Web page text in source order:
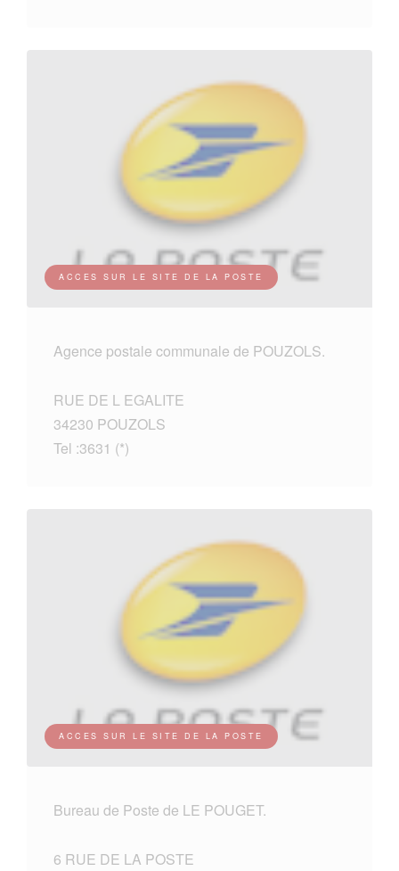
ACCES SUR LE SITE DE LA POSTE
Agence postale communale de POUZOLS.
RUE DE L EGALITE
34230 POUZOLS
Tel :3631 (*)
ACCES SUR LE SITE DE LA POSTE
Bureau de Poste de LE POUGET.
6 RUE DE LA POSTE